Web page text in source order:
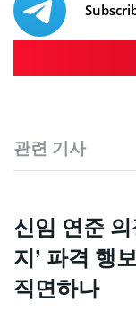
관련 기사
신임 연준
지’ 파격 행
직면하나